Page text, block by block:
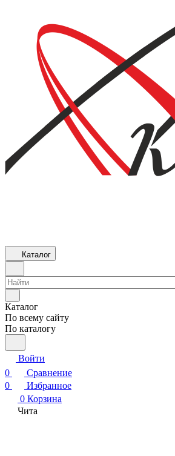
Каталог
Каталог
По всему сайту
По каталогу
Войти
0
Сравнение
0
Избранное
0 Корзина
Чита